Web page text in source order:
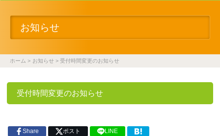
お知らせ
ホーム お知らせ 受付時間変更のお知らせ
受付時間変更のお知らせ
Share ポスト LINE